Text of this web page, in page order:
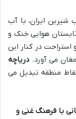
شیرین ایران، با آب
هوایی خنک و
استراحت در کنار این
می آورد. دریاچه
منطقه تبدیل می
با فرهنگ غنی و